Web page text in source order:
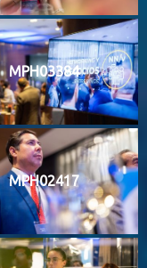
MPH03384
MPH02417